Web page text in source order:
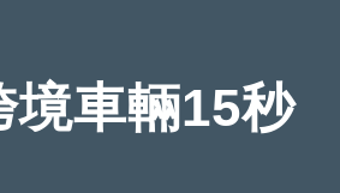
境車輛15秒